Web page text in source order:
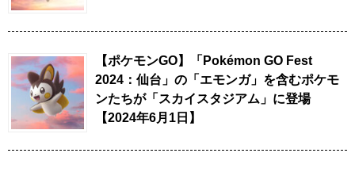
【ポケモンGO】「Pokémon GO Fest
2024：仙台」の「エモンガ」を含むポケモ
ンたちが「スカイスタジアム」に登場
【2024年6月1日】